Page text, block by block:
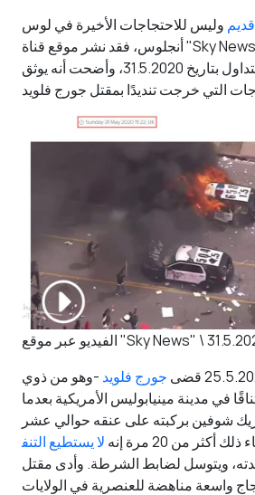
قديم وليس للاحتجاجات الأخيرة في لوس
أنجلوس، فقد نشر موقع قناة "Sky News" مقطع فيديو يحتوي
على المشهد المتداول بتاريخ 31.5.2020، وأضحت أنه يوثق
جورج فلويد -وهو من ذوي
في مدينة مينيابوليس الأمريكية بعدما
شوفين بركبته على عنقه حوالي عشر
أكثر من 20 مرة إنه
لا يستطيع التنف
ويتوسل لضابط الشرطة. وأدى مقتل
واسعة مناهضة للعنصرية في الولايات